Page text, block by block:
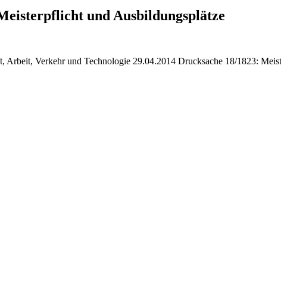
und Ausbildungsplätze
Verkehr und Technologie 29.04.2014 Drucksache 18/1823: